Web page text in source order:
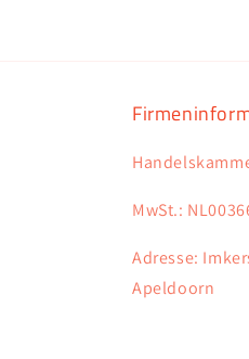
MwSt.:
Adresse:
Apeldoorn